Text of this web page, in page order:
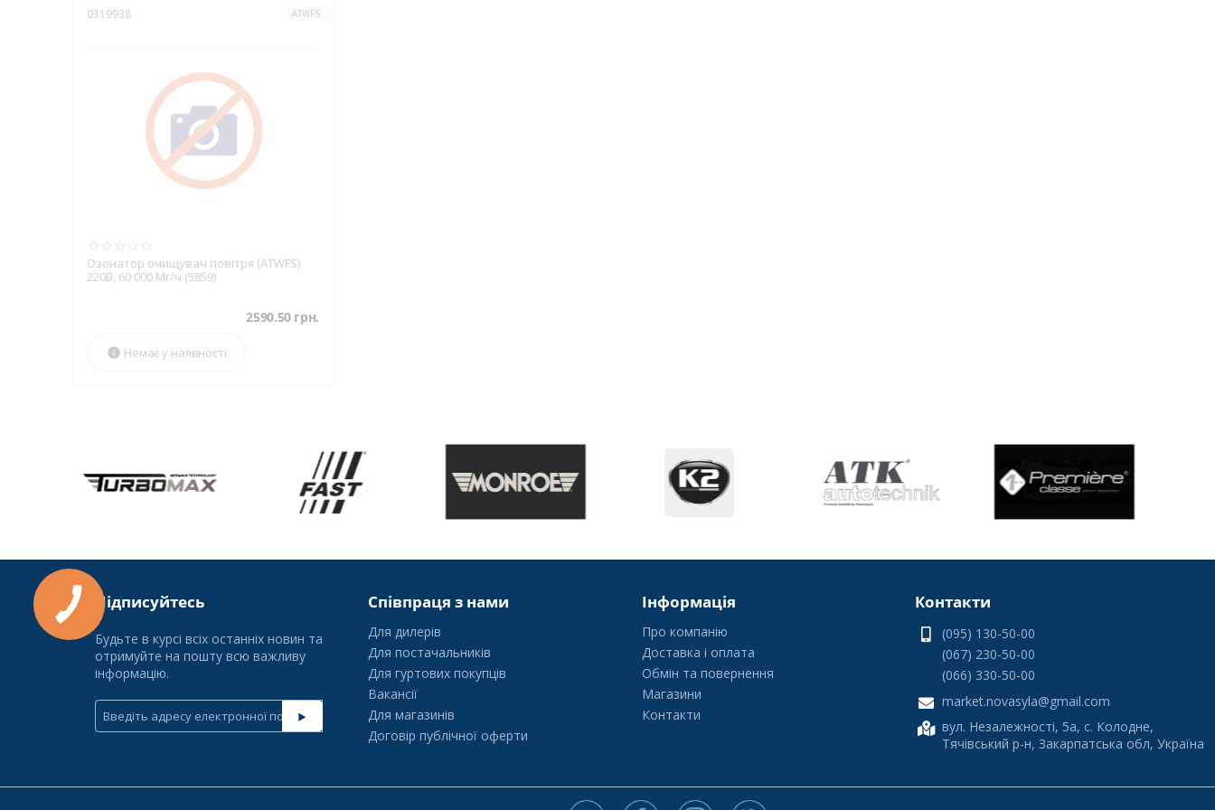
0319938 ATWFS
Озонатор очищувач повітря (ATWFS)
220В, 60 000 Мг/ч (5859)
2590.50 грн.
Немає у наявності

Підписуйтесь
Будьте в курсі всіх останніх новин та
отримуйте на пошту всю важливу
інформацію.
Співпраця з нами
Для дилерів
Для постачальників
Для гуртових покупців
Вакансії
Для магазинів
Договір публічної оферти
Інформація
Про компанію
Доставка і оплата
Обмін та повернення
Магазини
Контакти
Контакти
(095) 130-50-00
(067) 230-50-00
(066) 330-50-00
market.novasyla@gmail.com
вул. Незалежності, 5а, с. Колодне,
Тячівський р-н, Закарпатська обл, Україна